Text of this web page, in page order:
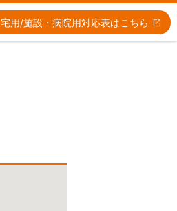
用/施設・病院用対応表はこちら